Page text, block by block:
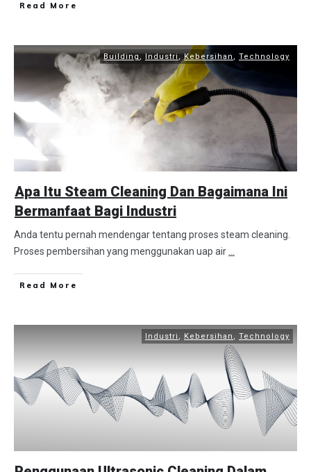
Read More
Building , Industri , Kebersihan , Technology
Apa Itu Steam Cleaning Dan Bagaimana Ini
Bermanfaat Bagi Industri
Anda tentu pernah mendengar tentang proses steam cleaning.
Proses pembersihan yang menggunakan uap air ...
Read More
Industri , Kebersihan , Technology